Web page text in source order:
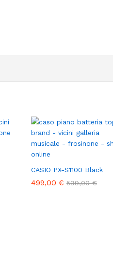
CASIO PX-S1100 Black
499,00 € 599,00€